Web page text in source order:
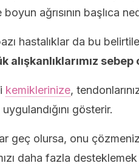
ağrısının başlıca
hastalıklar da bu
alışkanlıklarımız sebep
kemiklerinize,
gösterir.
geç olursa, onu
daha fazla